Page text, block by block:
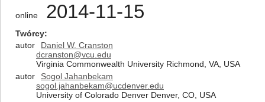
online 2014-11-15
Twórcy
autor
Daniel W. Cranston
dcranston@vcu.edu
Virginia Commonwealth University Richmond, VA, USA
autor
Sogol Jahanbekam
sogol.jahanbekam@ucdenver.edu
University of Colorado Denver Denver, CO, USA